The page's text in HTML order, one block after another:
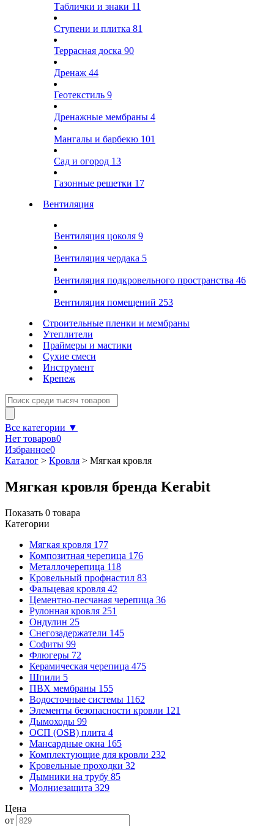
Таблички и знаки 11
Ступени и плитка 81
Террасная доска 90
Дренаж 44
Геотекстиль 9
Дренажные мембраны 4
Мангалы и барбекю 101
Сад и огород 13
Газонные решетки 17
Вентиляция
Вентиляция цоколя 9
Вентиляция чердака 5
Вентиляция подкровельного пространства 46
Вентиляция помещений 253
Строительные пленки и мембраны
Утеплители
Праймеры и мастики
Сухие смеси
Инструмент
Крепеж
Все категории ▼
Нет товаров0
Избранное0
Каталог > Кровля > Мягкая кровля
Мягкая кровля бренда Kerabit
Показать 0 товара
Категории
Мягкая кровля 177
Композитная черепица 176
Металлочерепица 118
Кровельный профнастил 83
Фальцевая кровля 42
Цементно-песчаная черепица 36
Рулонная кровля 251
Ондулин 25
Снегозадержатели 145
Софиты 99
Флюгеры 72
Керамическая черепица 475
Шпили 5
ПВХ мембраны 155
Водосточные системы 1162
Элементы безопасности кровли 121
Дымоходы 99
ОСП (OSB) плита 4
Мансардные окна 165
Комплектующие для кровли 232
Кровельные проходки 32
Дымники на трубу 85
Молниезащита 329
Цена
от